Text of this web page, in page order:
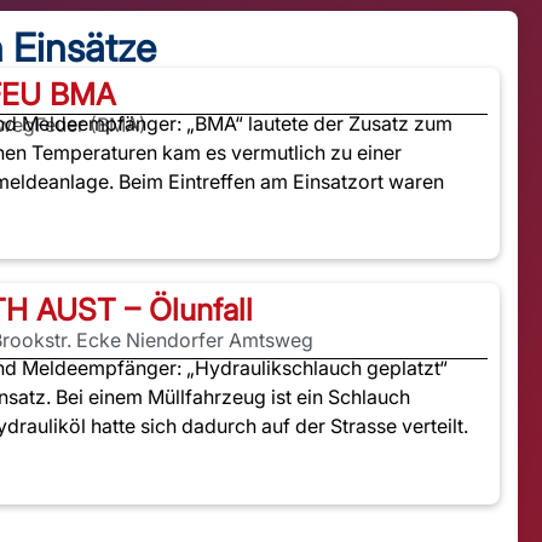
Einsätze
BMA
Feuer (BMA)
Meldeempfänger: „BMA“ lautete der Zusatz zum
Temperaturen kam es vermutlich zu einer
Beim Eintreffen am Einsatzort waren
AUST – Ölunfall
Ecke Niendorfer Amtsweg
Meldeempfänger: „Hydraulikschlauch geplatzt“
Bei einem Müllfahrzeug ist ein Schlauch
hatte sich dadurch auf der Strasse verteilt.